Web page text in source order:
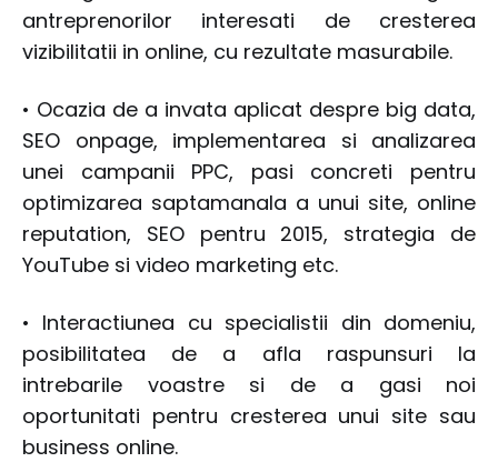
antreprenorilor interesati de cresterea
vizibilitatii in online, cu rezultate masurabile.
• Ocazia de a invata aplicat despre big data,
SEO onpage, implementarea si analizarea
unei campanii PPC, pasi concreti pentru
optimizarea saptamanala a unui site, online
reputation, SEO pentru 2015, strategia de
YouTube si video marketing etc.
• Interactiunea cu specialistii din domeniu,
posibilitatea de a afla raspunsuri la
intrebarile voastre si de a gasi noi
oportunitati pentru cresterea unui site sau
business online.